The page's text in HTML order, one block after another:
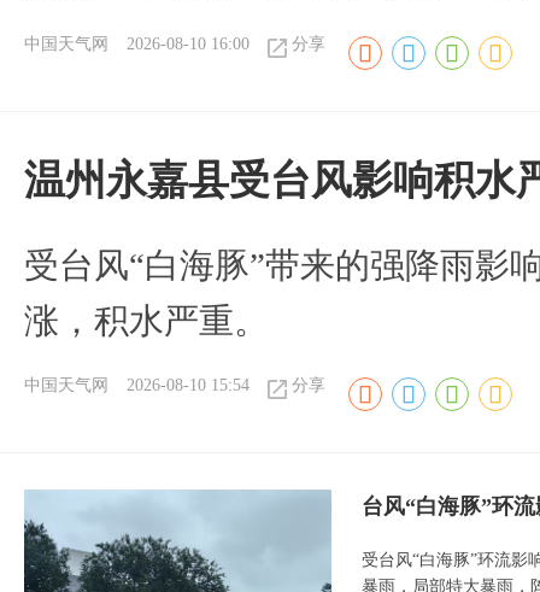
中国天气网 2026-08-10 16:00 分享
温州永嘉县受台风影响积水
受台风“白海豚”带来的强降雨影
涨，积水严重。
中国天气网 2026-08-10 15:54 分享
台风“白海豚”环
受台风“白海豚”环流影
暴雨，局部特大暴雨，